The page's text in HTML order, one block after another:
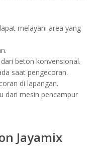
melayani area yang
beton konvensional.
saat pengecoran.
di lapangan.
dari mesin pencampur
Jayamix